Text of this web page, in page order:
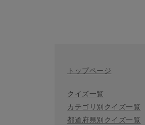
トップページ
クイズ一覧
カテゴリ別クイズ一覧
都道府県別クイズ一覧